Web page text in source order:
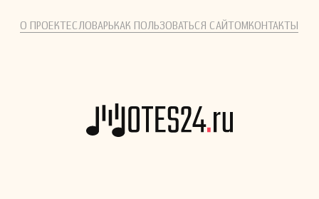
О ПРОЕКТЕСЛОВАРЬКАК ПОЛЬЗОВАТЬСЯ САЙТОМКОНТАКТЫ